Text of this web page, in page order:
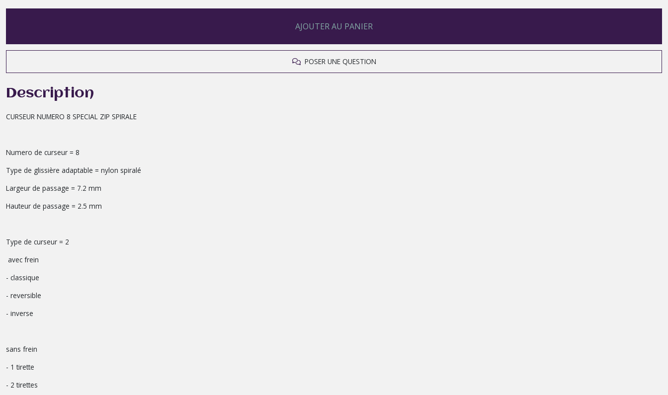
AJOUTER AU PANIER
POSER UNE QUESTION
Description
CURSEUR NUMERO 8 SPECIAL ZIP SPIRALE
Numero de curseur = 8
Type de glissière adaptable = nylon spiralé
Largeur de passage = 7.2 mm
Hauteur de passage = 2.5 mm
Type de curseur = 2
avec frein
- classique
- reversible
- inverse
sans frein
- 1 tirette
- 2 tirettes